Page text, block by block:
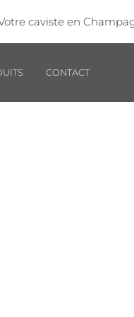
caviste en
CONTACT